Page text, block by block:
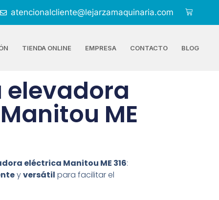
atencionalcliente@lejarzamaquinaria.com
TIENDA ONLINE EMPRESA CONTACTO BLOG
ME
eléctrica Manitou ME 316:
yversátil para facilitar el